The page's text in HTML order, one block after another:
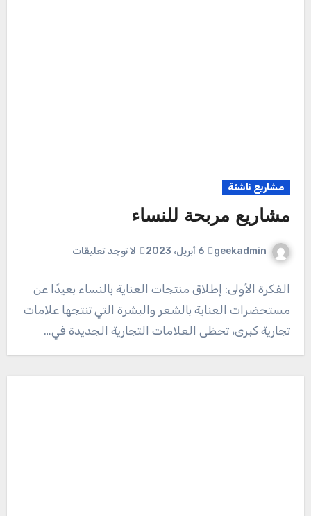
مشاريع ناشئة
مشاريع مربحة للنساء
geekadmin 6 أبريل، 2023 لا توجد تعليقات
الفكرة الأولى: إطلاق منتجات العناية بالنساء بعيدًا عن
مستحضرات العناية بالشعر والبشرة التي تنتجها علامات
تجارية كبرى، تحظى العلامات التجارية الجديدة في…